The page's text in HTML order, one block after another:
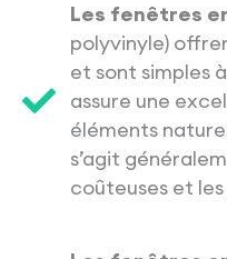
Les fenêtres
polyvinyle)
et sont simples
assure une
éléments
s’agit
coûteuses et